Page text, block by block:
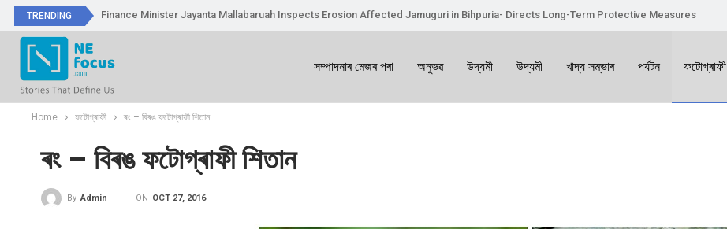
TRENDING Finance Minister Jayanta Mallabaruah Inspects Erosion Affected Jamuguri in Bihpuria- Directs Long-Term Protective Measures
সম্পাদনাৰ মেজৰ পৰা অনুভৱ উদ্যমী উদ্যমী খাদ্য সম্ভাৰ পৰ্যটন ফটোগ্ৰাফী
Home ফটোগ্ৰাফী ৰং – বিৰঙ ফটোগ্ৰাফী শিতান
ৰং – বিৰঙ ফটোগ্ৰাফী শিতান
By Admin ON OCT 27, 2016